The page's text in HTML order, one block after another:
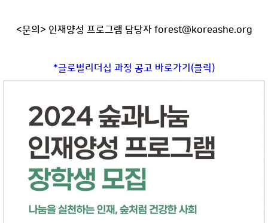
<문의> 인재양성 프로그램 담당자 forest@koreashe.org
*글로벌리더십 과정 공고 바로가기(클릭)